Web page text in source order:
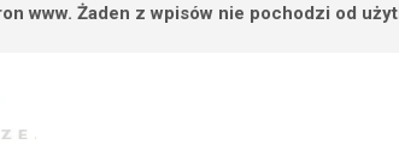
www. Żaden z wpisów nie pochodzi od